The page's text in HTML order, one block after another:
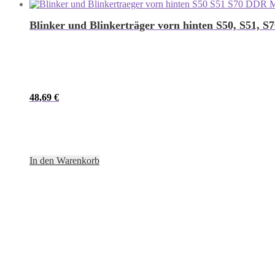
Blinker und Blinkerträger vorn hinten S50, S51,
48,69 €
In den Warenkorb